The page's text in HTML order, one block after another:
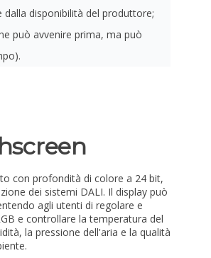
dalla disponibilità del produttore;
può avvenire prima, ma può
con profondità di colore a 24 bit,
dei sistemi DALI. Il display può
agli utenti di regolare e
e controllare la temperatura del
la pressione dell'aria e la qualità